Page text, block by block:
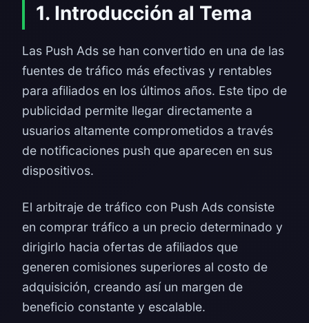
1. Introducción al Tema
Las Push Ads se han convertido en una de las
fuentes de tráfico más efectivas y rentables
para afiliados en los últimos años. Este tipo de
publicidad permite llegar directamente a
usuarios altamente comprometidos a través
de notificaciones push que aparecen en sus
dispositivos.
El arbitraje de tráfico con Push Ads consiste
en comprar tráfico a un precio determinado y
dirigirlo hacia ofertas de afiliados que
generen comisiones superiores al costo de
adquisición, creando así un margen de
beneficio constante y escalable.